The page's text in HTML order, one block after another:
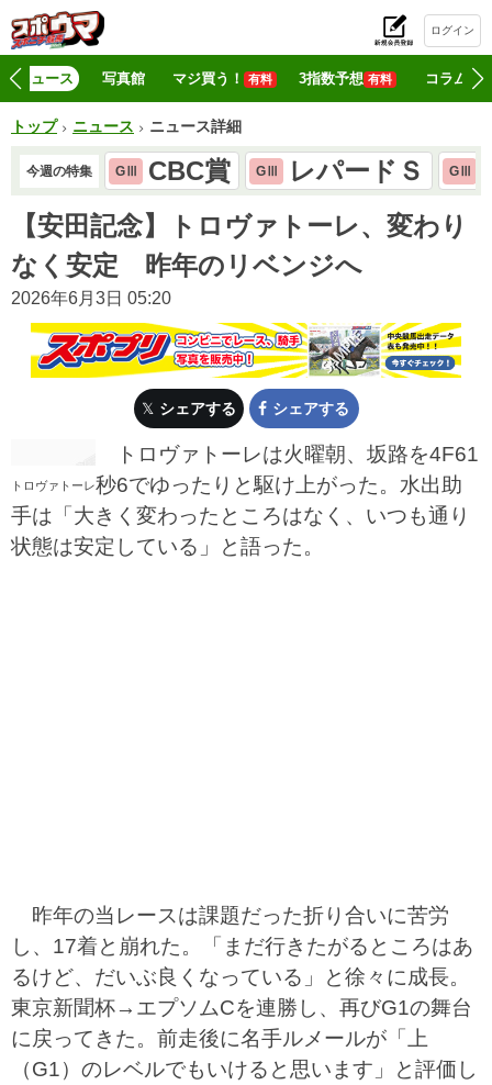
ログイン
ニュース 写真館 マジ買う！ 有料 3指数予想 有料 コラム
トップ ニュース ニュース詳細
今週の特集 GⅢ CBC賞 GⅢ レパードＳ GⅢ
【安田記念】トロヴァトーレ、変わり
なく安定 昨年のリベンジへ
2026年6月3日 05:20
シェアする シェアする
トロヴァトーレ
トロヴァトーレは火曜朝、坂路を4F61
秒6でゆったりと駆け上がった。水出助
手は「大きく変わったところはなく、いつも通り
状態は安定している」と語った。
昨年の当レースは課題だった折り合いに苦労
し、17着と崩れた。「まだ行きたがるところはあ
るけど、だいぶ良くなっている」と徐々に成長。
東京新聞杯→エプソムCを連勝し、再びG1の舞台
に戻ってきた。前走後に名手ルメールが「上
（G1）のレベルでもいけると思います」と評価し